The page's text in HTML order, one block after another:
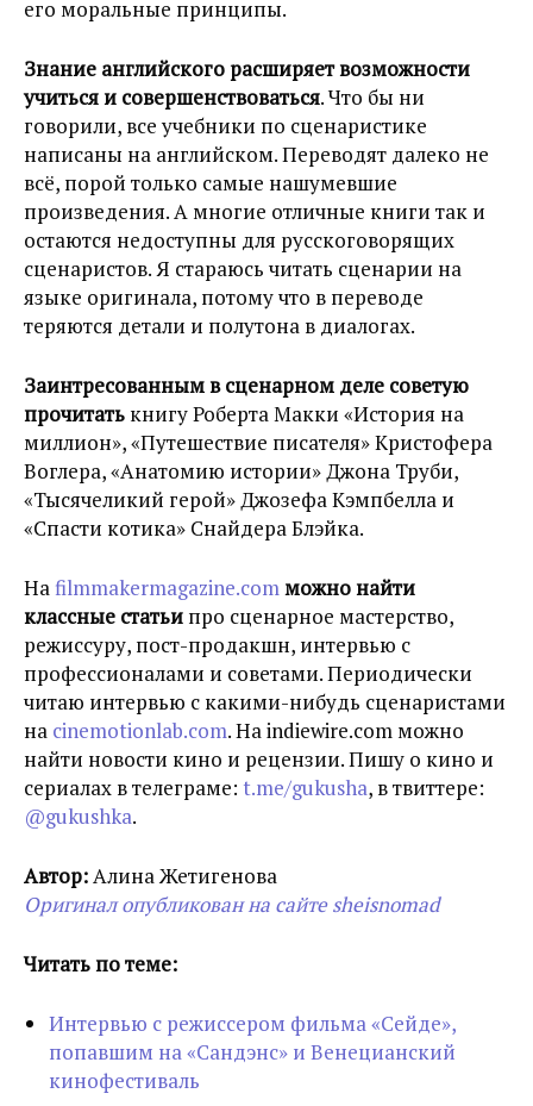
его моральные принципы.
Знание английского расширяет возможности
учиться и совершенствоваться. Что бы ни
говорили, все учебники по сценаристике
написаны на английском. Переводят далеко не
всё, порой только самые нашумевшие
произведения. А многие отличные книги так и
остаются недоступны для русскоговорящих
сценаристов. Я стараюсь читать сценарии на
языке оригинала, потому что в переводе
теряются детали и полутона в диалогах.
Заинтресованным в сценарном деле советую
прочитать книгу Роберта Макки «История на
миллион», «Путешествие писателя» Кристофера
Воглера, «Анатомию истории» Джона Труби,
«Тысячеликий герой» Джозефа Кэмпбелла и
«Спасти котика» Снайдера Блэйка.
Наfilmmakermagazine.comможно найти
классные статьи про сценарное мастерство,
режиссуру, пост-продакшн, интервью с
профессионалами и советами. Периодически
читаю интервью с какими-нибудь сценаристами
на cinemotionlab.com. На indiewire.com можно
найти новости кино и рецензии. Пишу о кино и
сериалах в телеграме: t.me/gukusha, в твиттере:
@gukushka.
Автор:Алина Жетигенова
Оригинал опубликован на сайте sheisnomad
Читать по теме:
Интервью с режиссером фильма «Сейде»,
попавшим на «Сандэнс» и Венецианский
кинофестиваль